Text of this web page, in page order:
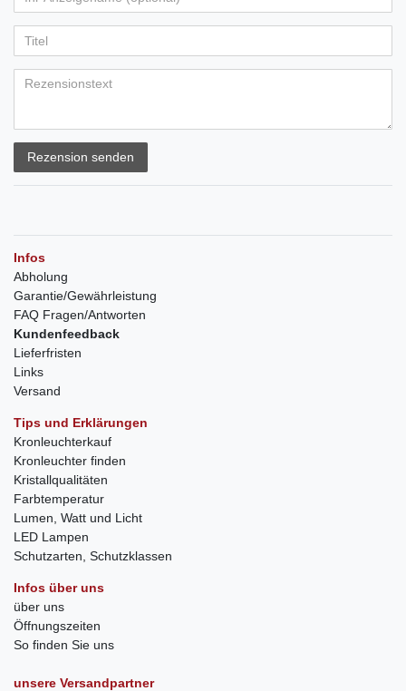
Rezension senden
Infos
Abholung
Garantie/Gewährleistung
FAQ Fragen/Antworten
Kundenfeedback
Lieferfristen
Links
Versand
Tips und Erklärungen
Kronleuchterkauf
Kronleuchter finden
Kristallqualitäten
Farbtemperatur
Lumen, Watt und Licht
LED Lampen
Schutzarten, Schutzklassen
Infos über uns
über uns
Öffnungszeiten
So finden Sie uns
unsere Versandpartner